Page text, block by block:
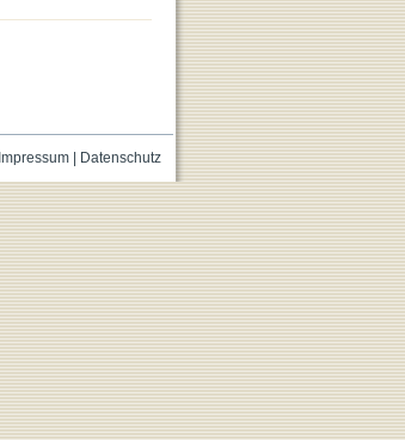
Impressum| Datenschutz